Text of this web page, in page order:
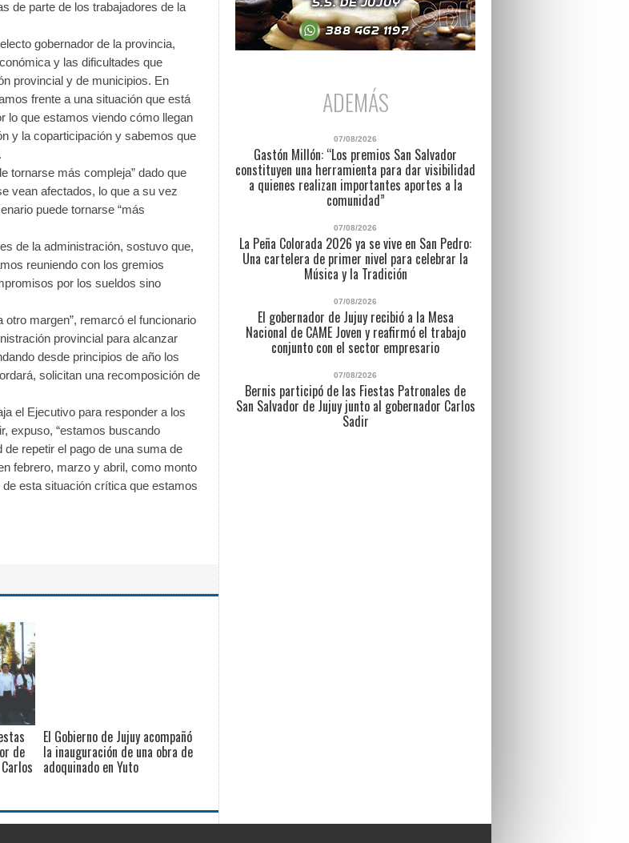
de parte de los trabajadores de la
gobernador de la provincia,
y las dificultades que
provincial y de municipios. En
frente a una situación que está
lo que estamos viendo cómo llegan
y la coparticipación y sabemos que
tornarse más compleja” dado que
vean afectados, lo que a su vez
puede tornarse “más
de la administración, sostuvo que,
reuniendo con los gremios
por los sueldos sino
otro margen”, remarcó el funcionario
provincial para alcanzar
desde principios de año los
solicitan una recomposición de
el Ejecutivo para responder a los
expuso, “estamos buscando
repetir el pago de una suma de
febrero, marzo y abril, como monto
esta situación crítica que estamos
de
El Gobierno de Jujuy acompañó
la inauguración de una obra de
adoquinado en Yuto
ADEMÁS
07/08/2026
Gastón Millón: “Los premios San Salvador
constituyen una herramienta para dar visibilidad
a quienes realizan importantes aportes a la
comunidad”
07/08/2026
La Peña Colorada 2026 ya se vive en San Pedro:
Una cartelera de primer nivel para celebrar la
Música y la Tradición
07/08/2026
El gobernador de Jujuy recibió a la Mesa
Nacional de CAME Joven y reafirmó el trabajo
conjunto con el sector empresario
07/08/2026
Bernis participó de las Fiestas Patronales de
San Salvador de Jujuy junto al gobernador Carlos
Sadir